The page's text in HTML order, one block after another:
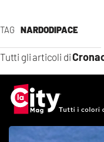
TAG NARDODIPACE
Tutti gli articoli di